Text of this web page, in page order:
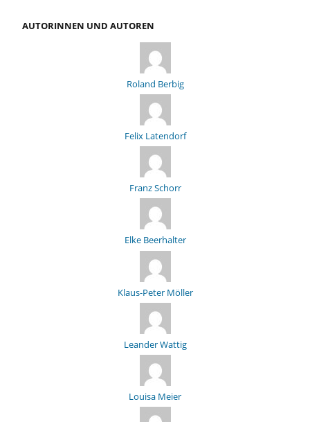
AUTORINNEN UND AUTOREN
Roland Berbig
Felix Latendorf
Franz Schorr
Elke Beerhalter
Klaus-Peter Möller
Leander Wattig
Louisa Meier